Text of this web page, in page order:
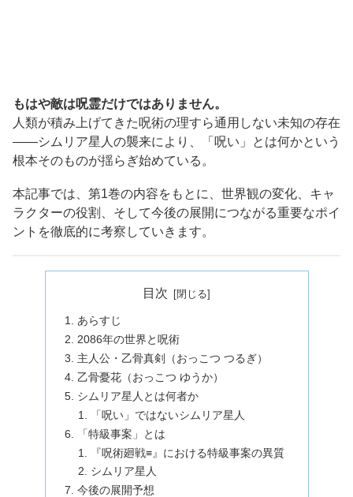
もはや敵は呪霊だけではありません。
人類が積み上げてきた呪術の理すら通用しない未知の存在
――シムリア星人の襲来により、「呪い」とは何かという
根本そのものが揺らぎ始めている。
本記事では、第1巻の内容をもとに、世界観の変化、キャ
ラクターの役割、そして今後の展開につながる重要なポイ
ントを徹底的に考察していきます。
目次
あらすじ
2086年の世界と呪術
主人公・乙骨真剣（おっこつ つるぎ）
乙骨憂花（おっこつ ゆうか）
シムリア星人とは何者か
「呪い」ではないシムリア星人
「特級事案」とは
『呪術廻戦≡』における特級事案の異質
シムリア星人
今後の展開予想